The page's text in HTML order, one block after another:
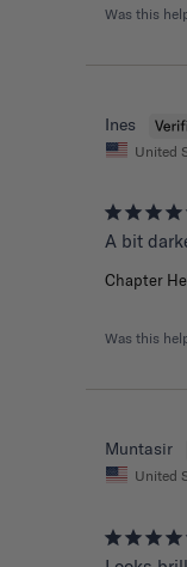
Was this
Ines
United
A bit
Chapter
Was this
Muntasir
United